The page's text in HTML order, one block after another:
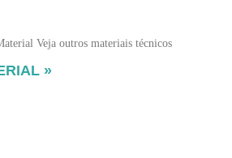
Veja outros materiais técnicos
»